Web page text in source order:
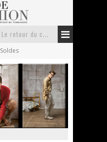
La trousse de toilette : l’accessoire indispensable de voyage
Week-end spa en automne : quel maillot de bain choisir ?
Pourquoi le costume sur mesure à Paris est un incontournable de l’élégance contemporaine ?
Anti chute cheveux homme : quelles solutions pour renforcer sa chevelure ?
Soldes